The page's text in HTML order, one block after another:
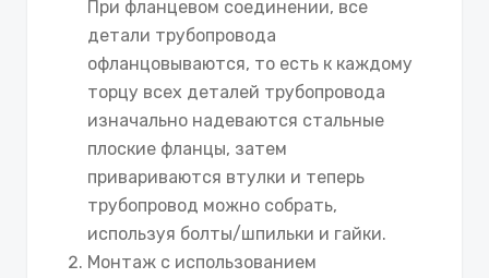
При фланцевом соединении, все
детали трубопровода
офланцовываются, то есть к каждому
торцу всех деталей трубопровода
изначально надеваются стальные
плоские фланцы, затем
привариваются втулки и теперь
трубопровод можно собрать,
используя болты/шпильки и гайки.
Монтаж с использованием